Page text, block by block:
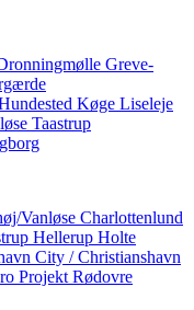
Greve-
Køge Liseleje
Taastrup
Vanløse Charlottenlund
Hellerup Holte
City / Christianshavn
Projekt Rødovre